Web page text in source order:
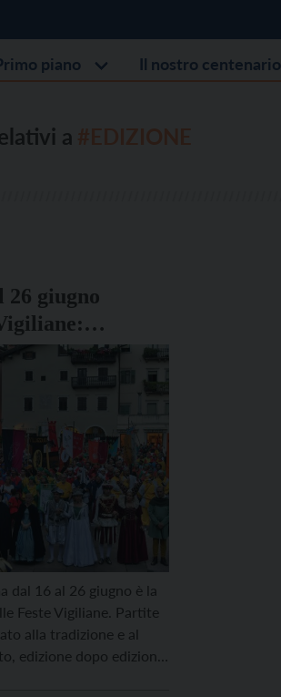
piano Il nostro centenario
a
26 giugno
edizione
dal 16 al 26 giugno è la
Feste Vigiliane. Partite
alla tradizione e al
edizione dopo edizione